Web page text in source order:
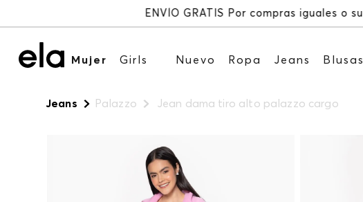
Mujer Girls Nuevo Ropa Jeans Blusas
Jeans Palazzo Jean dama tiro alto palazzo cargo